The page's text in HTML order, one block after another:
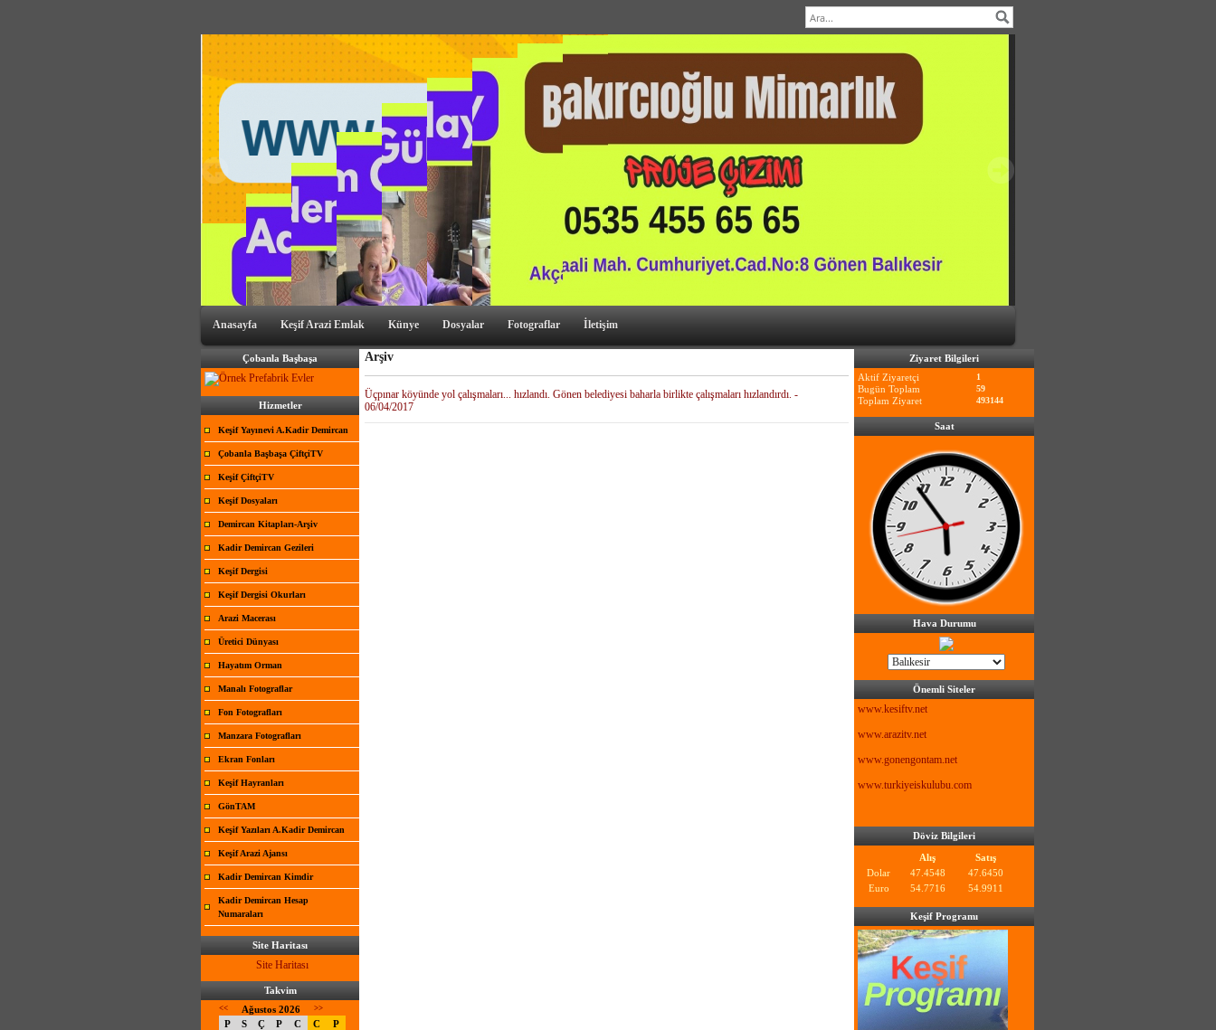
Anasayfa Keşif Arazi Emlak Künye Dosyalar Fotograflar İletişim
Çobanla Başbaşa
Hizmetler
Keşif Yayınevi A.Kadir Demircan
Çobanla Başbaşa ÇiftçiTV
Keşif ÇiftçiTV
Keşif Dosyaları
Demircan Kitapları-Arşiv
Kadir Demircan Gezileri
Keşif Dergisi
Keşif Dergisi Okurları
Arazi Macerası
Üretici Dünyası
Hayatım Orman
Manalı Fotograflar
Fon Fotografları
Manzara Fotografları
Ekran Fonları
Keşif Hayranları
GönTAM
Keşif Yazıları A.Kadir Demircan
Keşif Arazi Ajansı
Kadir Demircan Kimdir
Kadir Demircan Hesap
Numaraları
Site Haritası
Site Haritası
Takvim
<< Ağustos 2026 >>
P S Ç P C C P
Arşiv
Üçpınar köyünde yol çalışmaları... hızlandı. Gönen belediyesi baharla birlikte çalışmaları hızlandırdı. -
06/04/2017
Ziyaret Bilgileri
Aktif Ziyaretçi
1
Bugün Toplam 59
Toplam Ziyaret 493144
Saat
Hava Durumu
Önemli Siteler
www.kesiftv.net
www.arazitv.net
www.gonengontam.net
www.turkiyeiskulubu.com
Döviz Bilgileri
Alış
Satış
Dolar
47.4548
47.6450
Euro
54.7716 54.9911
Keşif Programı